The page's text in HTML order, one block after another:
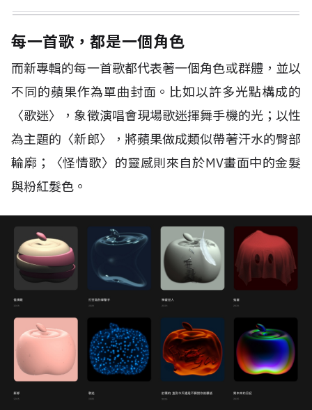
每一首歌，都是一個角色
而新專輯的每一首歌都代表著一個角色或群體，並以
不同的蘋果作為單曲封面。比如以許多光點構成的
〈歌迷〉，象徵演唱會現場歌迷揮舞手機的光；以性
為主題的〈新郎〉，將蘋果做成類似帶著汗水的臀部
輪廓；〈怪情歌〉的靈感則來自於MV畫面中的金髮
與粉紅髮色。